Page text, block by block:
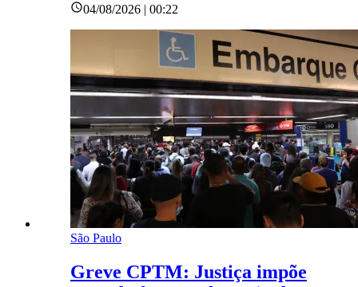
04/08/2026 | 00:22
São Paulo
Greve CPTM: Justiça impõe